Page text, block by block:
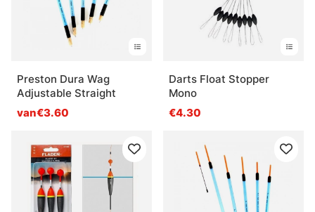
Preston Dura Wag
Adjustable Straight
van€3.60
Darts Float Stopper
Mono
€4.30